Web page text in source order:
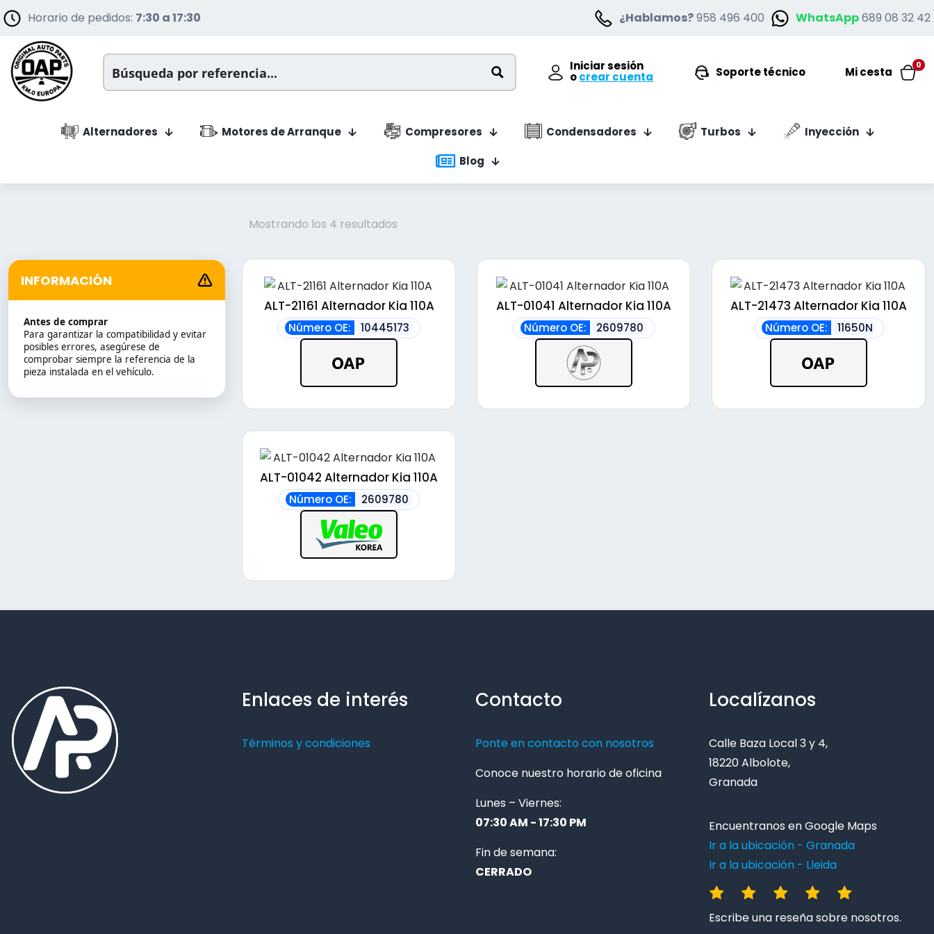
Horario de pedidos: 7:30 a 17:30 ¿Hablamos?958 496 400 WhatsApp689 08 32 42
Iniciar sesión
ocrear cuenta Soporte técnico
0
Mi cesta
Alternadores Motores de Arranque Compresores Condensadores Turbos
Inyección
Blog
INFORMACIÓN
Antes de comprar
Para garantizar la compatibilidad y evitar
posibles errores, asegúrese de
comprobar siempre la referencia de la
pieza instalada en el vehículo.
Mostrando los 4 resultadosOrdenado
precio:
bajo
a
alto
ALT-21161 Alternador Kia 110A
Número OE: 10445173
ALT-01041 Alternador Kia 110A
Número OE: 2609780
ALT-21473 Alternador Kia 110A
Número OE: 11650N
ALT-01042 Alternador Kia 110A
Número OE: 2609780
Enlaces de interés
Términos y condiciones
Contacto
Ponte en contacto con nosotros
Conoce nuestro horario de oficina
Lunes – Viernes:
07:30 AM - 17:30 PM
Fin de semana:
CERRADO
Localízanos
Calle Baza Local 3 y 4,
18220 Albolote,
Granada
Encuentranos en Google Maps
Ir a la ubicación - Granada
Ir a la ubicación - Lleida
Escribe una reseña sobre nosotros.